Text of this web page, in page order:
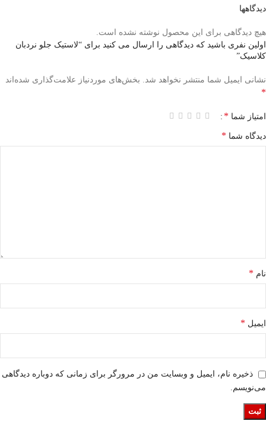
دیدگاهها
هیچ دیدگاهی برای این محصول نوشته نشده است.
اولین نفری باشید که دیدگاهی را ارسال می کنید برای “لاستیک جلو نردبان
کلاسیک”
نشانی ایمیل شما منتشر نخواهد شد. بخش‌های موردنیاز علامت‌گذاری شده‌اند
*
امتیاز شما *
دیدگاه شما *
نام *
ایمیل *
ذخیره نام، ایمیل و وبسایت من در مرورگر برای زمانی که دوباره دیدگاهی
می‌نویسم.